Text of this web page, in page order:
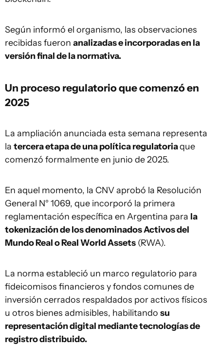
Según informó el organismo, las observaciones
recibidas fueron analizadas e incorporadas en la
versión final de la normativa.
Un proceso regulatorio que comenzó en
2025
La ampliación anunciada esta semana representa
la tercera etapa de una política regulatoriaque
comenzó formalmente en junio de 2025.
En aquel momento, la CNV aprobó la Resolución
General N° 1069, que incorporó la primera
reglamentación específica en Argentina para la
tokenización de los denominados Activos del
Mundo Real o Real World Assets (RWA).
La norma estableció un marco regulatorio para
fideicomisos financieros y fondos comunes de
inversión cerrados respaldados por activos físicos
u otros bienes admisibles, habilitando su
representación digital mediante tecnologías de
registro distribuido.